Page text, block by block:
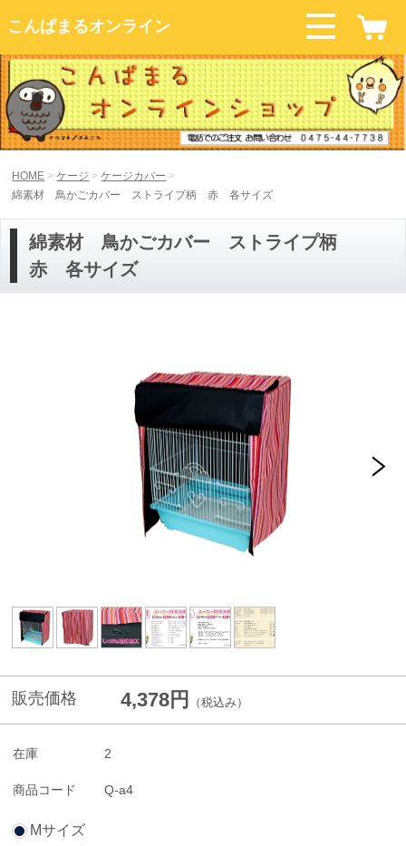
こんぱまるオンライン
HOME ケージ
ケージカバー
綿素材 鳥かごカバー ストライプ柄 赤 各サイズ
綿素材 鳥かごカバー ストライプ柄
赤 各サイズ
販売価格 4,378円 （税込み）
在庫 2
商品コード Q-a4
Mサイズ